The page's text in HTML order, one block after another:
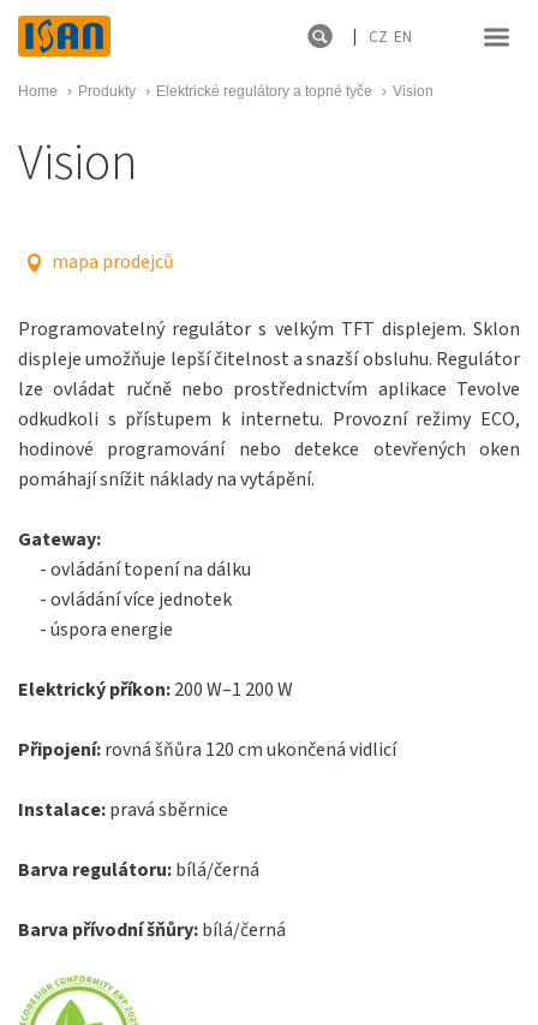
CZ EN
Home › Produkty › Elektrické regulátory a topné tyče › Vision
Vision
mapa prodejců
Programovatelný regulátor s velkým TFT displejem. Sklon
displeje umožňuje lepší čitelnost a snazší obsluhu. Regulátor
lze ovládat ručně nebo prostřednictvím aplikace Tevolve
odkudkoli s přístupem k internetu. Provozní režimy ECO,
hodinové programování nebo detekce otevřených oken
pomáhají snížit náklady na vytápění.
Gateway:
- ovládání topení na dálku
- ovládání více jednotek
- úspora energie
Elektrický příkon:200 W–1 200 W
Připojení:rovná šňůra 120 cm ukončená vidlicí
Instalace:pravá sběrnice
Barva regulátoru:bílá/černá
Barva přívodní šňůry:bílá/černá